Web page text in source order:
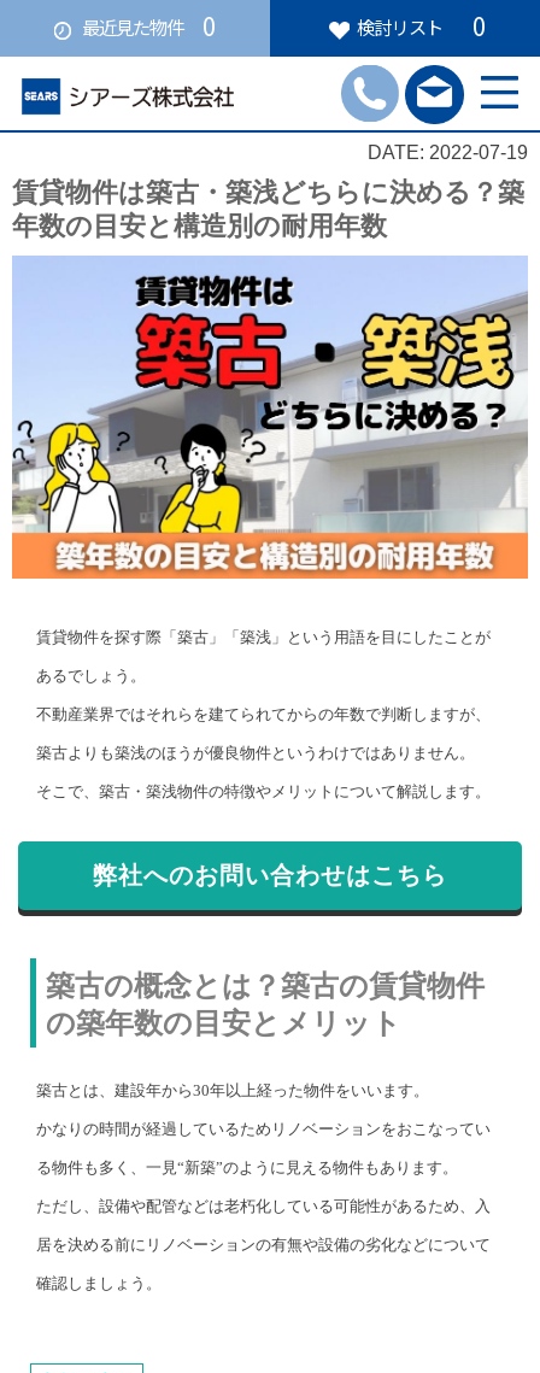
最近見た物件 0 検討リスト 0
DATE: 2022-07-19
賃貸物件は築古・築浅どちらに決める？築
年数の目安と構造別の耐用年数
賃貸物件を探す際「築古」「築浅」という用語を目にしたことが
あるでしょう。
不動産業界ではそれらを建てられてからの年数で判断しますが、
築古よりも築浅のほうが優良物件というわけではありません。
そこで、築古・築浅物件の特徴やメリットについて解説します。
弊社へのお問い合わせはこちら
築古の概念とは？築古の賃貸物件
の築年数の目安とメリット
築古とは、建設年から30年以上経った物件をいいます。
かなりの時間が経過しているためリノベーションをおこなってい
る物件も多く、一見“新築”のように見える物件もあります。
ただし、設備や配管などは老朽化している可能性があるため、入
居を決める前にリノベーションの有無や設備の劣化などについて
確認しましょう。